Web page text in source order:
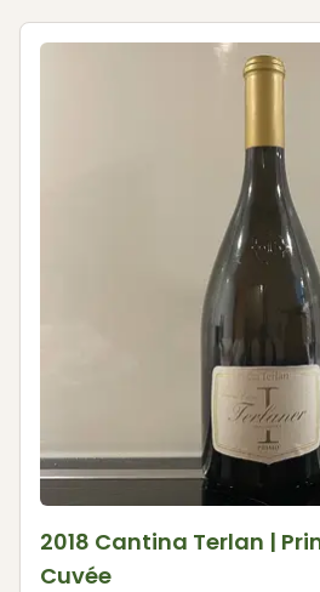
2018 Cantina Terlan |
Cuvée